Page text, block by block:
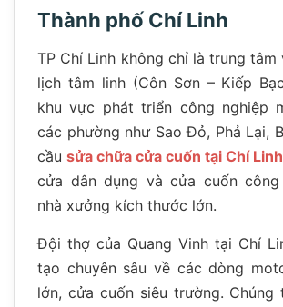
Thành phố Chí Linh
TP Chí Linh không chỉ là trung tâm
lịch tâm linh (Côn Sơn – Kiếp
khu vực phát triển công nghiệp
các phường như Sao Đỏ, Phả Lại,
cầu sửa chữa cửa cuốn tại Chí Linh
cửa dân dụng và cửa cuốn công
nhà xưởng kích thước lớn.
Đội thợ của Quang Vinh tại Chí
tạo chuyên sâu về các dòng
lớn, cửa cuốn siêu trường. Chúng